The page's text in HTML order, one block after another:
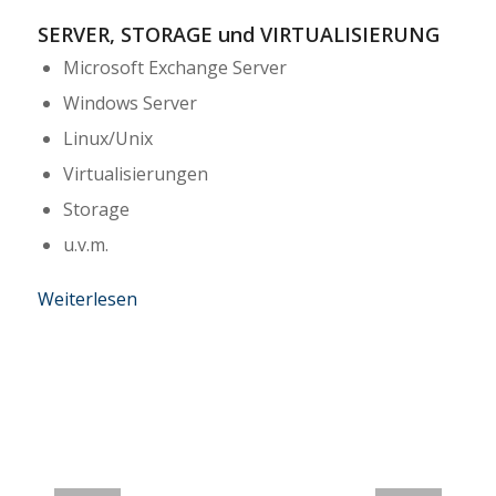
SERVER, STORAGE und VIRTUALISIERUNG
Microsoft Exchange Server
Windows Server
Linux/Unix
Virtualisierungen
Storage
u.v.m.
Weiterlesen